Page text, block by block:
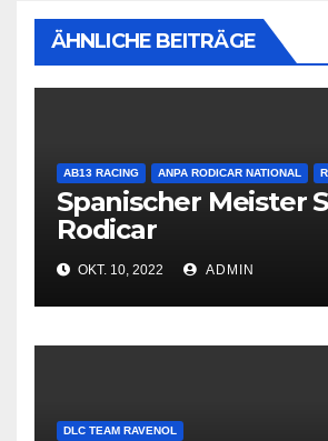
ÄHNLICHE BEITRÄGE
AB13 RACING ANPA RODICAR NATIONAL
Spanischer Meister
Rodicar
OKT. 10, 2022 ADMIN
DLC TEAM RAVENOL